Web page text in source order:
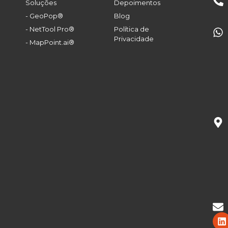
Soluções
- GeoPop®
- NetTool Pro®
- MapPoint.ai®
Depoimentos
Blog
Política de
Privacidade